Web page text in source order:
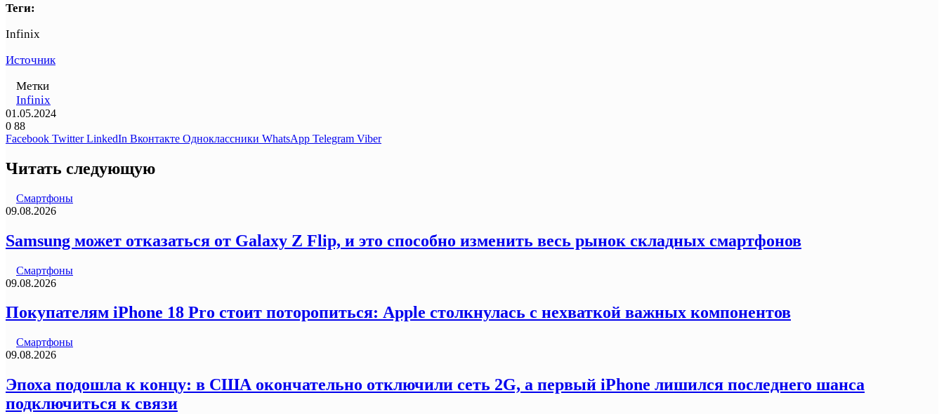
Теги:
Infinix
Источник
Метки
Infinix
01.05.2024
0 88
Facebook Twitter LinkedIn Вконтакте Одноклассники WhatsApp Telegram Viber
Читать следующую
Смартфоны
09.08.2026
Samsung может отказаться от Galaxy Z Flip, и это способно изменить весь рынок складных смартфонов
Смартфоны
09.08.2026
Покупателям iPhone 18 Pro стоит поторопиться: Apple столкнулась с нехваткой важных компонентов
Смартфоны
09.08.2026
Эпоха подошла к концу: в США окончательно отключили сеть 2G, а первый iPhone лишился последнего шанса
подключиться к связи